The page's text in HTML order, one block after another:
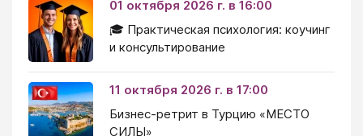
01 октября 2026 г. в 16:00
🎓 Практическая психология: коучинг
и консультирование
11 октября 2026 г. в 17:00
Бизнес-ретрит в Турцию «МЕСТО
СИЛЫ»